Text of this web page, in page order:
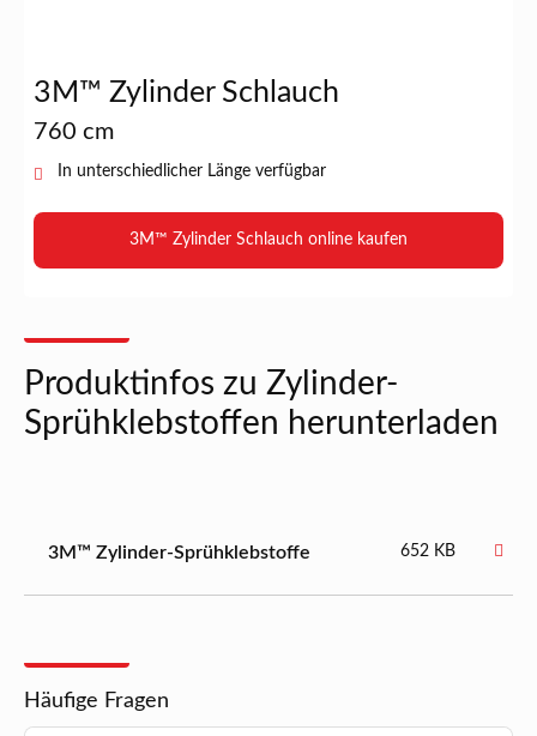
3M™ Zylinder Schlauch
760 cm
In unterschiedlicher Länge verfügbar
3M™ Zylinder Schlauch online kaufen
Produktinfos zu Zylinder-
Sprühklebstoffen herunterladen
3M™ Zylinder-Sprühklebstoffe 652 KB
Häufige Fragen